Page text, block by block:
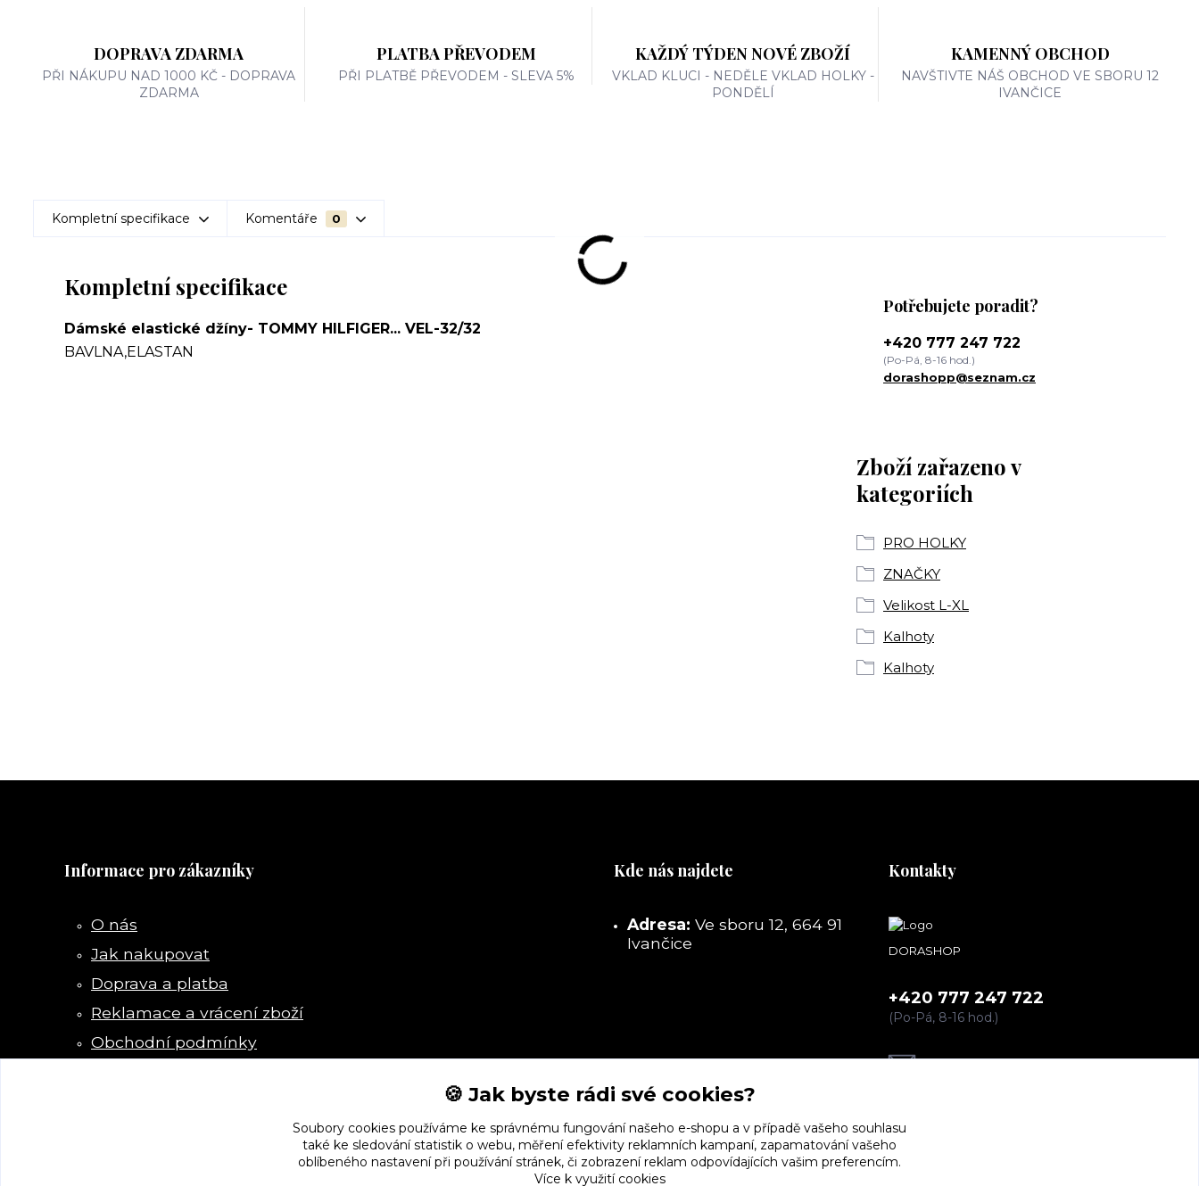
DOPRAVA ZDARMA
PŘI NÁKUPU NAD 1000 KČ - DOPRAVA
ZDARMA
PLATBA PŘEVODEM
PŘI PLATBĚ PŘEVODEM - SLEVA 5%
KAŽDÝ TÝDEN NOVÉ ZBOŽÍ
VKLAD KLUCI - NEDĚLE VKLAD HOLKY -
PONDĚLÍ
KAMENNÝ OBCHOD
NAVŠTIVTE NÁŠ OBCHOD VE SBORU 12
IVANČICE
Kompletní specifikace Komentáře 0
Kompletní specifikace
Dámské elastické džíny- TOMMY HILFIGER... VEL-32/32
BAVLNA,ELASTAN
Zboží zařazeno v
kategoriích
PRO HOLKY
ZNAČKY
Velikost L-XL
Kalhoty
Kalhoty
Potřebujete poradit?
+420 777 247 722
(Po-Pá, 8-16 hod.)
dorashopp@seznam.cz
Informace pro zákazníky
O nás
Jak nakupovat
Doprava a platba
Reklamace a vrácení zboží
Obchodní podmínky
Kde nás najdete
Adresa: Ve sboru 12, 664 91
Ivančice
Kontakty
DORASHOP
+420 777 247 722
(Po-Pá, 8-16 hod.)
dorashopp@seznam.cz
🍪 Jak byste rádi své cookies?
Soubory cookies používáme ke správnému fungování našeho e-shopu a v případě vašeho souhlasu
také ke sledování statistik o webu, měření efektivity reklamních kampaní, zapamatování vašeho
oblíbeného nastavení při používání stránek, či zobrazení reklam odpovídajících vašim preferencím.
Více k využití cookies